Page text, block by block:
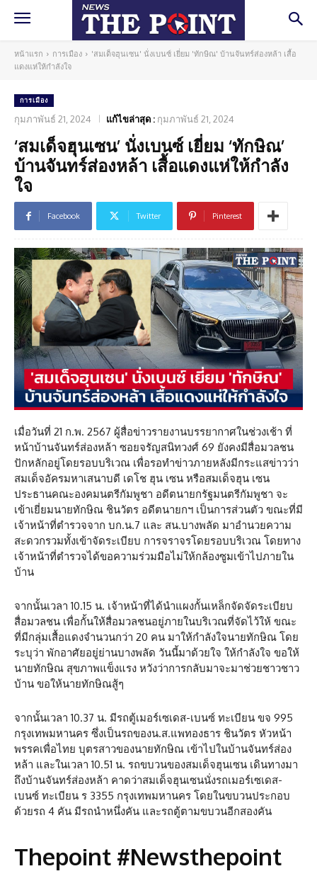
หน้าแรก การเมือง
'สมเด็จฮุนเซน' นั่งเบนซ์ เยี่ยม 'ทักษิณ' บ้านจันทร์ส่องหล้า เสื้อ
แดงแห่ให้กำลังใจ
การเมือง
กุมภาพันธ์ 21, 2024 แก้ไขล่าสุด : กุมภาพันธ์ 21, 2024
‘สมเด็จฮุนเซน’ นั่งเบนซ์ เยี่ยม ‘ทักษิณ’
บ้านจันทร์ส่องหล้า เสื้อแดงแห่ให้กำลัง
ใจ
Facebook Twitter Pinterest
เมื่อวันที่ 21 ก.พ. 2567 ผู้สื่อข่าวรายงานบรรยากาศในช่วงเช้า ที่
หน้าบ้านจันทร์ส่องหล้า ซอยจรัญสนิทวงศ์ 69 ยังคงมีสื่อมวลชน
ปักหลักอยู่โดยรอบบริเวณ เพื่อรอทำข่าวภายหลังมีกระแสข่าวว่า
สมเด็จอัครมหาเสนาบดี เดโช ฮุน เซน หรือสมเด็จฮุน เซน
ประธานคณะองคมนตรีกัมพูชา อดีตนายกรัฐมนตรีกัมพูชา จะ
เข้าเยี่ยมนายทักษิณ ชินวัตร อดีตนายกฯ เป็นการส่วนตัว ขณะที่มี
เจ้าหน้าที่ตำรวจจาก บก.น.7 และ สน.บางพลัด มาอำนวยความ
สะดวกรวมทั้งเข้าจัดระเบียบ การจราจรโดยรอบบริเวณ โดยทาง
เจ้าหน้าที่ตำรวจได้ขอความร่วมมือไม่ให้กล้องซูมเข้าไปภายใน
บ้าน
จากนั้นเวลา 10.15 น. เจ้าหน้าที่ได้นำแผงกั้นเหล็กจัดจัดระเบียบ
สื่อมวลชน เพื่อกั้นให้สื่อมวลชนอยู่ภายในบริเวณที่จัดไว้ให้ ขณะ
ที่มีกลุ่มเสื้อแดงจำนวนกว่า 20 คน มาให้กำลังใจนายทักษิณ โดย
ระบุว่า พักอาศัยอยู่ย่านบางพลัด วันนี้มาด้วยใจ ให้กำลังใจ ขอให้
นายทักษิณ สุขภาพแข็งแรง หวังว่าการกลับมาจะมาช่วยชาวชาว
บ้าน ขอให้นายทักษิณสู้ๆ
จากนั้นเวลา 10.37 น. มีรถตู้เมอร์เซเดส-เบนซ์ ทะเบียน ขจ 995
กรุงเทพมหานคร ซึ่งเป็นรถของน.ส.แพทองธาร ชินวัตร หัวหน้า
พรรคเพื่อไทย บุตรสาวของนายทักษิณ เข้าไปในบ้านจันทร์ส่อง
หล้า และในเวลา 10.51 น. รถขบวนของสมเด็จฮุนเซน เดินทางมา
ถึงบ้านจันทร์ส่องหล้า คาดว่าสมเด็จฮุนเซนนั่งรถเมอร์เซเดส-
เบนซ์ ทะเบียน ร 3355 กรุงเทพมหานคร โดยในขบวนประกอบ
ด้วยรถ 4 คัน มีรถนำหนึ่งคัน และรถตู้ตามขบวนอีกสองคัน
Thepoint #Newsthepoint